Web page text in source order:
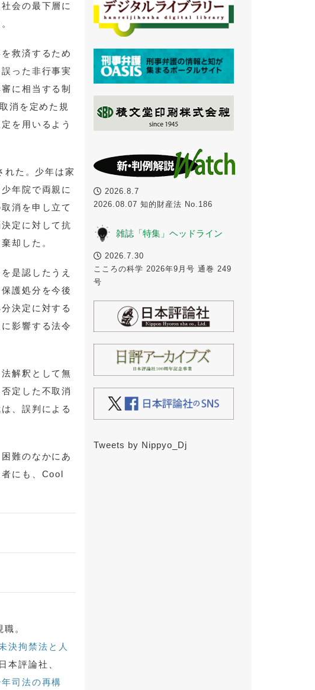
会の最下層に
救済するため
った非行事実
に相当する制
消を定めた規
を用いるよう
れた。少年は家
年院で両親に
消を申し立て
定に対して抗
却した。
是認したうえ
護処分を今後
決定に対する
影響する法令
解釈として無
定した不取消
、誤判による
難のなかにあ
にも、Cool
。
決拘禁法と人
本評論社、
年司法の再構
2026.8.7
2026.08.07 知的財産法 No.186
雑誌「特集」ヘッドライン
2026.7.30
こころの科学 2026年9月号 通巻 249
号
Tweets by Nippyo_Dj